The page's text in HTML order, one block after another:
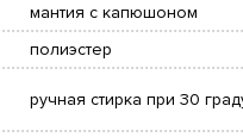
мантия с капюшоном
полиэстер
ручная стирка при 30